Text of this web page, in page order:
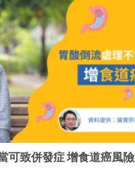
可致併發症 增食道癌風險